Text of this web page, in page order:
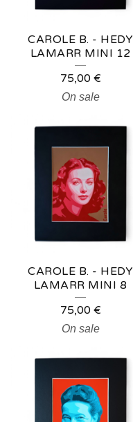
CAROLE B. - HEDY
LAMARR MINI 12
75,00 €
On sale
CAROLE B. - HEDY
LAMARR MINI 8
75,00 €
On sale